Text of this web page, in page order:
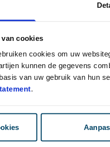
cookies
cookies om uw
kunnen de gegevens
van uw gebruik van hun
.
Polis
Plan
Direct